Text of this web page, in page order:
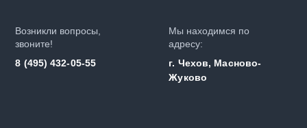
Возникли вопросы,
звоните!
8 (495) 432-05-55
Мы находимся по
адресу:
г. Чехов, Масново-
Жуково